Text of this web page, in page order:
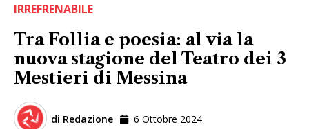
IRREFRENABILE
Tra Follia e poesia: al via la
nuova stagione del Teatro dei 3
Mestieri di Messina
di Redazione 6 Ottobre 2024